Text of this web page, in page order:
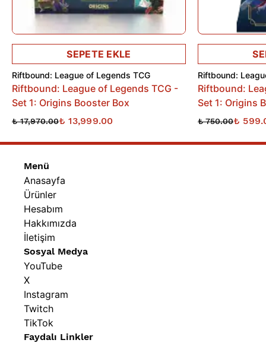
Battles of Legend serisinin geleneğini sürdüren Glorious
Gallery, yüksek nadirlikte kartlar, güçlü yeniden basımlar ve
İster destenizi geliştirmek isteyin, ister koleksiyonunuza yeni
parçalar eklemek isteyin, Glorious Gallery her pakette farklı
sürprizler sunuyor.
Özellikler:
• Özel Chibi kart tasarımları
• Battles of Legend serisinin yeni setlerinden biri
• Popüler kartların yeniden basımları
• Koleksiyon değeri yüksek premium kartlar
• Birden fazla nadirlik türünde kartlar
• Oyuncular ve koleksiyonerler için uygun içerik
Ürün İçeriği
• 1 adet Battles of Legend: Glorious Gallery Booster Pack
SEPETE EKLE
Riftbound: League of Legends TCG
Riftbound: League of Legends TCG -
Set 1: Origins Booster Box
₺ 17,970.00₺ 13,999.00
Riftbound:
Riftbound:
Set 1: Origins
₺ 750.00₺
Menü
Anasayfa
Ürünler
Hesabım
Hakkımızda
İletişim
Sosyal Medya
YouTube
X
Instagram
Twitch
TikTok
Faydalı Linkler